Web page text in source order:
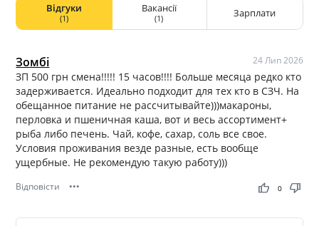
Відгуки
(1)
Вакансії
(1) Зарплати
Зомбі 24 Лип 2026
ЗП 500 грн смена!!!!! 15 часов!!!! Больше месяца редко кто
задерживается. Идеально подходит для тех кто в СЗЧ. На
обещанное питание не рассчитывайте)))макароны,
перловка и пшеничная каша, вот и весь ассортимент+
рыба либо печень. Чай, кофе, сахар, соль все свое.
Условия проживания везде разные, есть вообще
ущербные. Не рекомендую такую работу)))
Відповісти ••• thumb_up thumb_down
0